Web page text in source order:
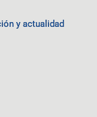
y actualidad